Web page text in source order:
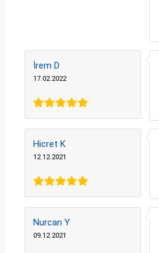
İrem D
17.02.2022
Hicret K
12.12.2021
Nurcan Y
09.12.2021